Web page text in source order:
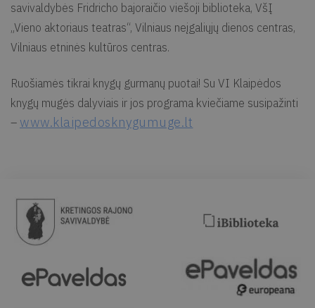
savivaldybės Fridricho bajoraičio viešoji biblioteka, VšĮ
„Vieno aktoriaus teatras“, Vilniaus neįgaliųjų dienos centras,
Vilniaus etninės kultūros centras.
Ruošiamės tikrai knygų gurmanų puotai! Su VI Klaipėdos
knygų mugės dalyviais ir jos programa kviečiame susipažinti
– www.klaipedosknygumuge.lt